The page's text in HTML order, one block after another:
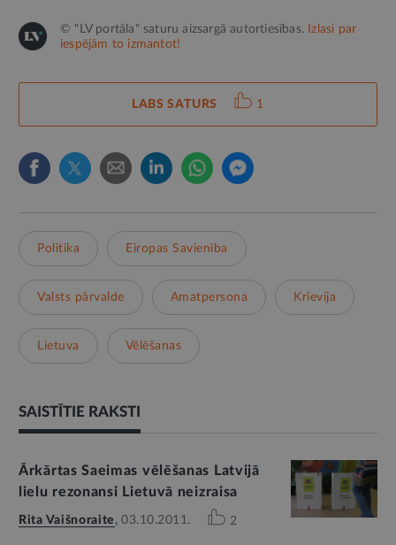
© "LV portāla" saturu aizsargā autortiesības. Izlasi par
iespējām to izmantot!
LABS SATURS 1
Politika Eiropas Savienība
Valsts pārvalde Amatpersona Krievija
Lietuva Vēlēšanas
SAISTĪTIE RAKSTI
Ārkārtas Saeimas vēlēšanas Latvijā
lielu rezonansi Lietuvā neizraisa
Rita Vaišnoraite ,03.10.2011. 2